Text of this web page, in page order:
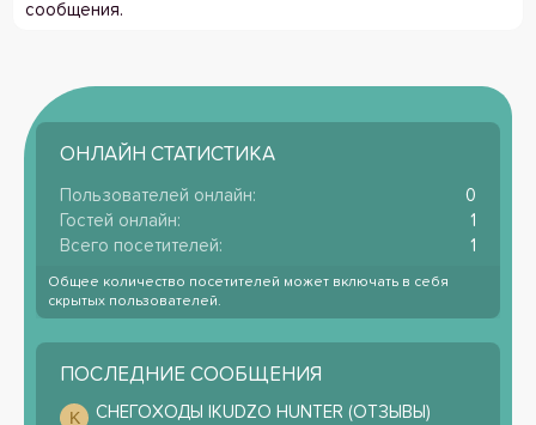
сообщения.
ОНЛАЙН СТАТИСТИКА
Пользователей онлайн
0
Гостей онлайн
1
Всего посетителей
1
Общее количество посетителей может включать в себя
скрытых пользователей.
ПОСЛЕДНИЕ СООБЩЕНИЯ
K СНЕГОХОДЫ IKUDZO HUNTER (ОТЗЫВЫ)